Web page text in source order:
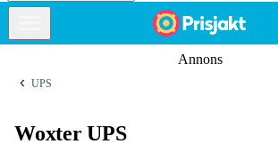
Annons
UPS
Woxter UPS